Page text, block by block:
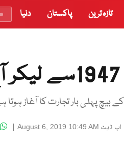
تازہ ترین پاکستان دنیا
اپ ڈیٹ August 6, 2019 10:49 AM
|